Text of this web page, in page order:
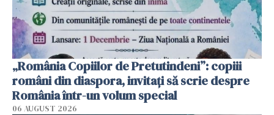
„România Copiilor de Pretutindeni”: copiii
români din diaspora, invitați să scrie despre
România într-un volum special
06 AUGUST 2026